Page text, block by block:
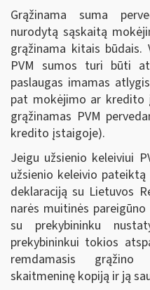
Grąžinama suma
nurodytą sąskaitą
grąžinama kitais būdais.
PVM sumos turi būti
paslaugas imamas
pat mokėjimo ar kredito
grąžinamas PVM
kredito įstaigoje).
Jeigu užsienio keleiviui
užsienio keleivio
deklaraciją su Lietuvos
narės muitinės
su prekybininku
prekybininkui tokios
remdamasis
skaitmeninę kopiją ir ją